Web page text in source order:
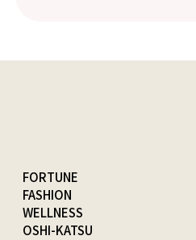
FORTUNE
FASHION
WELLNESS
OSHI-KATSU